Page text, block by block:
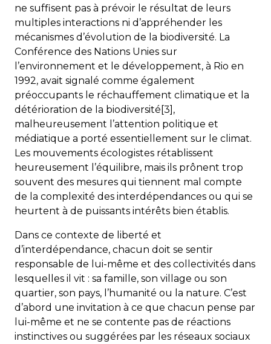
ne suffisent pas à prévoir le résultat de leurs
multiples interactions ni d’appréhender les
mécanismes d’évolution de la biodiversité. La
Conférence des Nations Unies sur
l’environnement et le développement, à Rio en
1992, avait signalé comme également
préoccupants le réchauffement climatique et la
détérioration de la biodiversité[3],
malheureusement l’attention politique et
médiatique a porté essentiellement sur le climat.
Les mouvements écologistes rétablissent
heureusement l’équilibre, mais ils prônent trop
souvent des mesures qui tiennent mal compte
de la complexité des interdépendances ou qui se
heurtent à de puissants intérêts bien établis.
Dans ce contexte de liberté et
d’interdépendance, chacun doit se sentir
responsable de lui-même et des collectivités dans
lesquelles il vit : sa famille, son village ou son
quartier, son pays, l’humanité ou la nature. C’est
d’abord une invitation à ce que chacun pense par
lui-même et ne se contente pas de réactions
instinctives ou suggérées par les réseaux sociaux